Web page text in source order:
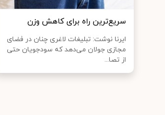
سریع‌ترین راه برای کاهش وزن
ایرنا نوشت: تبلیغات لاغری چنان در فضای
مجازی جولان می‌دهد که سودجویان حتی
از تصا...